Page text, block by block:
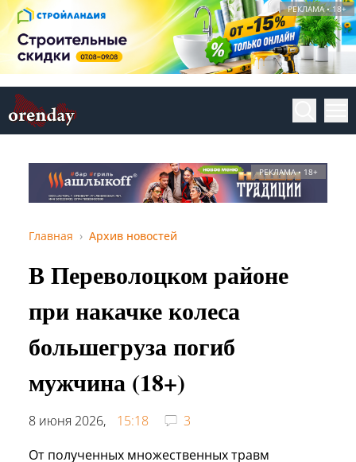
РЕКЛАМА • 18+
РЕКЛАМА • 18+
Главная Архив новостей
В Переволоцком районе
при накачке колеса
большегруза погиб
мужчина (18+)
8 июня 2026, 15:18
3
От полученных множественных травм